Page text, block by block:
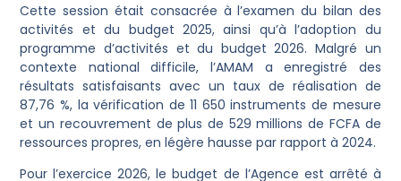
Cette session était consacrée à l’examen du bilan des
activités et du budget 2025, ainsi qu’à l’adoption du
programme d’activités et du budget 2026. Malgré un
contexte national difficile, l’AMAM a enregistré des
résultats satisfaisants avec un taux de réalisation de
87,76 %, la vérification de 11 650 instruments de mesure
et un recouvrement de plus de 529 millions de FCFA de
ressources propres, en légère hausse par rapport à 2024.
Pour l’exercice 2026, le budget de l’Agence est arrêté à